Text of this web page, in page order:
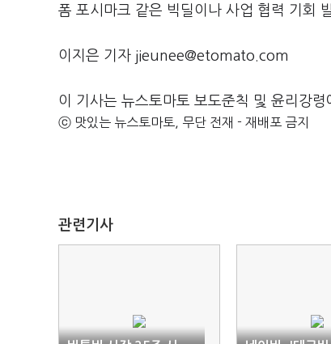
폼 포시마크 같은 빅딜이나 사업 협력 기회
이지은 기자 jieunee@etomato.com
이 기사는 뉴스토마토 보도준칙 및 윤리강
ⓒ 맛있는 뉴스토마토, 무단 전재 - 재배포 금지
관련기사